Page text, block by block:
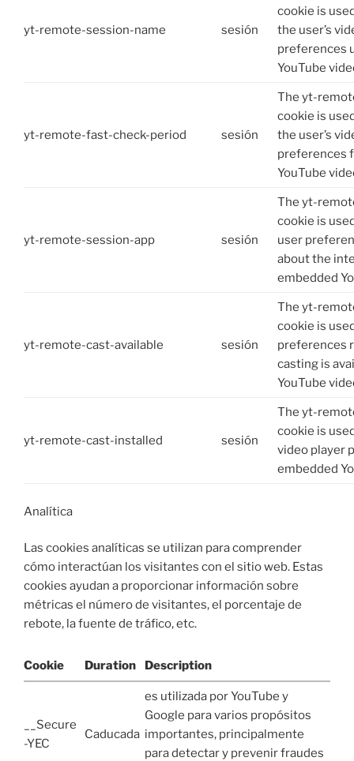
yt-remote-session-name sesión
cookie is
the user’s
preferences
YouTube
yt-remote-fast-check-period sesión
The yt-
cookie is
the user’s
preferences
YouTube
yt-remote-session-app sesión
The yt-
cookie is
user
about the
embedded
yt-remote-cast-available sesión
The yt-
cookie is
preferences
casting is
YouTube
yt-remote-cast-installed sesión
The yt-
cookie is
video player
embedded
Analítica
Las cookies analíticas se utilizan para comprender
cómo interactúan los visitantes con el sitio web. Estas
cookies ayudan a proporcionar información sobre
métricas el número de visitantes, el porcentaje de
rebote, la fuente de tráfico, etc.
Cookie Duration Description
__Secure
-YEC
Caducada
es utilizada por YouTube y
Google para varios propósitos
importantes, principalmente
para detectar y prevenir fraudes